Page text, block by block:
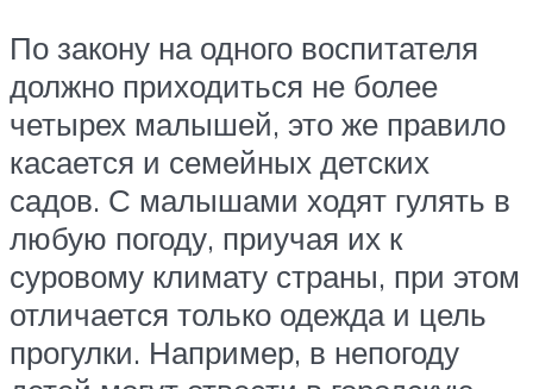
По закону на одного воспитателя
должно приходиться не более
четырех малышей, это же правило
касается и семейных детских
садов. С малышами ходят гулять в
любую погоду, приучая их к
суровому климату страны, при этом
отличается только одежда и цель
прогулки. Например, в непогоду